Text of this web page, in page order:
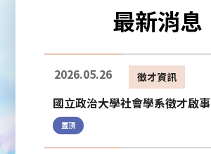
最新消息
2026.05.26 徵才資訊
國立政治大學社會學系徵才啟事
置頂